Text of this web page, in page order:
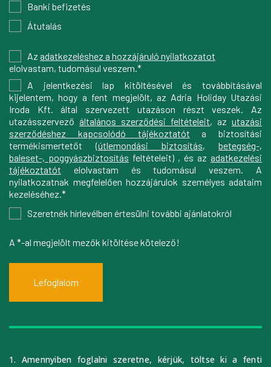
Banki befizetés
Átutalás
Az adatkezeléshez a hozzájáruló nyilatkozatot
elolvastam, tudomásul veszem.*
A jelentkezési lap kitöltésével és továbbításával
kijelentem, hogy a fent megjelölt, az Adria Holiday Utazási
Iroda Kft. által szervezett utazáson részt veszek. Az
utazásszervező általános szerződési feltételeit, az utazási
szerződéshez kapcsolódó tájékoztatót a biztosítási
termékismertetőt (útlemondási biztosítás, betegség-,
baleset-, poggyászbiztosítás feltételeit) , és az adatkezelési
tájékoztatót elolvastam és tudomásul veszem. A
nyilatkozatnak megfelelően hozzájárulok személyes adataim
kezeléséhez.*
Szeretnék hírlevélben értesülni további ajánlatokról
A *-al megjelölt mezők kitöltése kötelező!
Lefoglalom
1. Amennyiben foglalni szeretne, kérjük, töltse ki a fenti